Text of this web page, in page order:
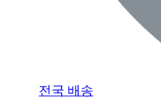
전국 배송